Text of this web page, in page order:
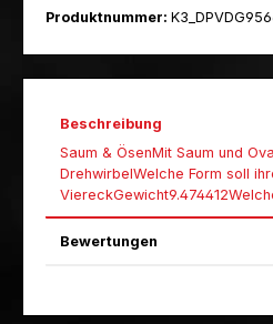
Produktnummer:
Beschreibung
Saum & ÖsenMit Saum und
DrehwirbelWelche Form soll
Bewertungen